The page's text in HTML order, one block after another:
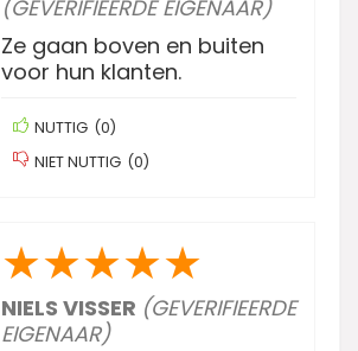
(GEVERIFIEERDE EIGENAAR)
Ze gaan boven en buiten
voor hun klanten.
NUTTIG (0)
NIET NUTTIG (0)
★★★★★
NIELS VISSER (GEVERIFIEERDE
EIGENAAR)